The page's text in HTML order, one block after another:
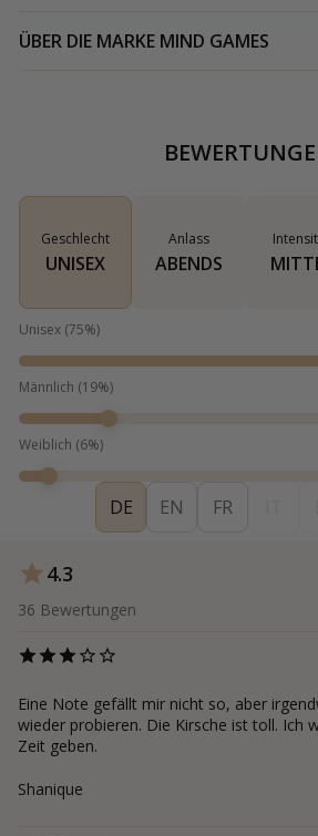
ÜBER DIE MARKE MIND GAMES
Geschlecht
UNISEX
Anlass
ABENDS
Unisex (75%)
Männlich (19%)
Weiblich (6%)
DE EN FR
4.3
36 Bewertungen
Eine Note gefällt mir nicht so, aber
wieder probieren. Die Kirsche ist toll. Ich
Zeit geben.
Shanique